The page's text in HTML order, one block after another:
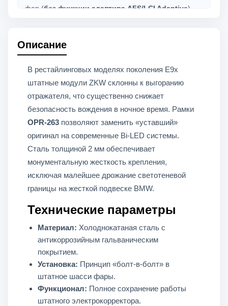
фар (без функции адаптива AFS/LCI Adaptive).
(3.0 дюйма).
Описание
В рестайлинговых моделях поколения E9x
штатные модули ZKW склонны к выгоранию
отражателя, что существенно снижает
безопасность вождения в ночное время. Рамки
OPR-263 позволяют заменить «уставший»
оригинал на современные Bi-LED системы.
Сталь толщиной 2 мм обеспечивает
монументальную жесткость крепления,
исключая малейшее дрожание светотеневой
границы на жесткой подвеске BMW.
Технические параметры
Материал: Холоднокатаная сталь с
антикоррозийным гальваническим
покрытием.
Установка: Принцип «болт-в-болт» в
штатное шасси фары.
Функционал: Полное сохранение работы
штатного электрокорректора.